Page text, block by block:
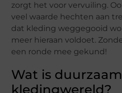
zorgt het voor vervuiling.
veel waarde hechten aan
dat kleding weggegooid
meer hieraan voldoet.
een ronde mee gekund!
Wat is
kledingwereld?